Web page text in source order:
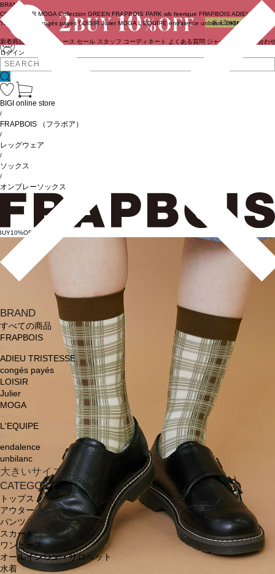
ログイン
BRAND
COUTURIER MOGA Collection GREEN FRAPBOIS PARK wb feerique FRAPBOIS ADIEU
TRISTESSE
congés payés LOISIR Julier MOGA L'EQUIPE endalence unbilanc BIGI online store
新着商品 ニュース セール スタッフ コーディネート よくある質問 ジャーナル お問い合わ
BRAND
すべての商品
FRAPBOIS
ADIEU TRISTESSE
congés payés
LOISIR
Julier
MOGA
L'EQUIPE
endalence
unbilanc
大きいサイズ
CATEGORY
トップス
アウター
パンツ
スカート
ワンピース
オールインワン・サロペット
水着
BIGI online store
/
FRAPBOIS （フラボア）
/
レッグウェア
/
ソックス
/
オンブレーソックス